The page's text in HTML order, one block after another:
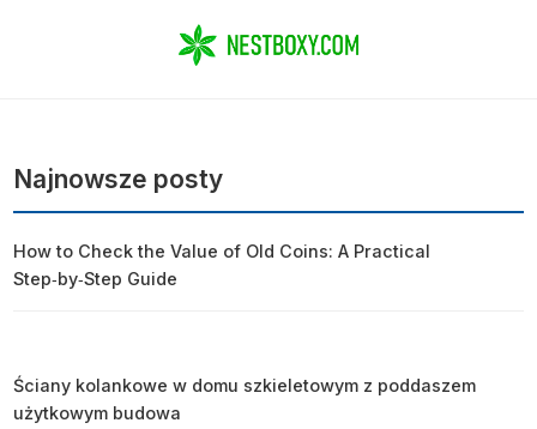
Najnowsze posty
How to Check the Value of Old Coins: A Practical
Step‑by‑Step Guide
Ściany kolankowe w domu szkieletowym z poddaszem
użytkowym budowa